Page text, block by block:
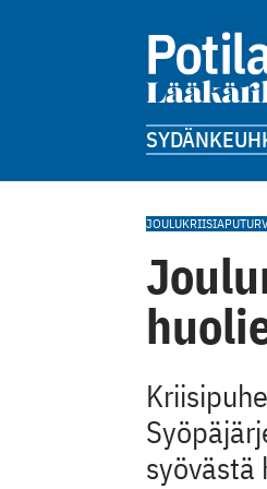
SYDÄN
JOULUKRIISIAPU
syövästä